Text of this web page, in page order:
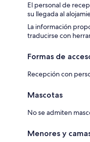
El personal de
su llegada al
La información
traducirse con
Formas de
Recepción con
Mascotas
No se admiten
Menores y